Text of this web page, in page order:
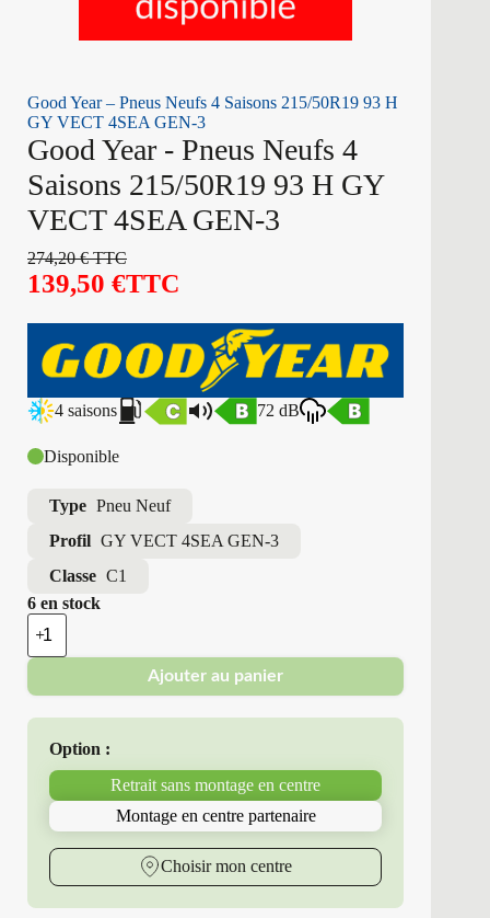
Good Year – Pneus Neufs 4 Saisons 215/50R19 93 H
GY VECT 4SEA GEN-3
Good Year - Pneus Neufs 4
Saisons 215/50R19 93 H GY
VECT 4SEA GEN-3
274,20€TTC
139,50 €TTC
4 saisons 72 dB
Disponible
Type Pneu Neuf
Profil GY VECT 4SEA GEN-3
Classe C1
6 en stock
quantité
de
Good
-
Pneus
Saisons
4SEA
GEN-
Ajouter au panier
Option :
Retrait sans montage en centre
Montage en centre partenaire
Choisir mon centre